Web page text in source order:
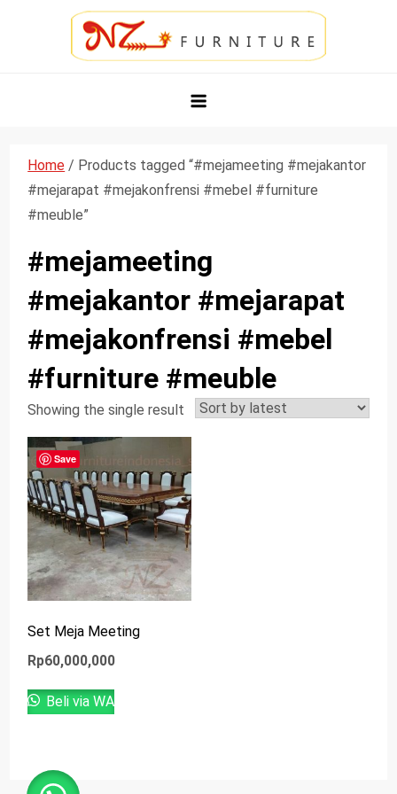
Home / Products tagged “#mejameeting #mejakantor
#mejarapat #mejakonfrensi #mebel #furniture
#meuble”
#mejameeting
#mejakantor #mejarapat
#mejakonfrensi #mebel
#furniture #meuble
Showing the single result
Save
Set Meja Meeting
Rp60,000,000
Beli via WA